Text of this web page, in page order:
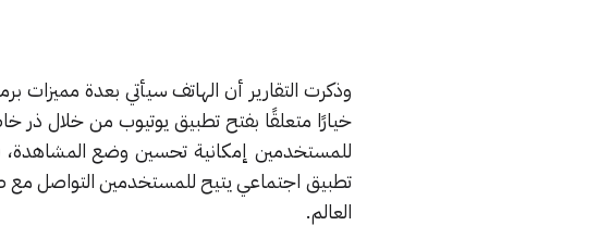
تطبيق اجتماعي يتيح للمستخدمين التواصل مع
العالم.